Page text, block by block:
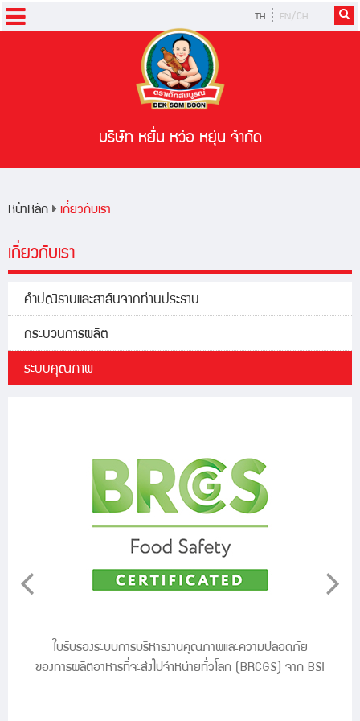
TH EN/CH
บริษัท หยั่น หว่อ หยุ่น จำกัด
หน้าหลัก เกี่ยวกับเรา
เกี่ยวกับเรา
คำปณิธานและสาส์นจากท่านประธาน
กระบวนการผลิต
ระบบคุณภาพ
ใบรับรองระบบการบริหารงานคุณภาพและความปลอดภัย
ของการผลิตอาหารที่จะส่งไปจำหน่ายทั่วโลก (BRCGS) จาก BSI
หน้าหลัก